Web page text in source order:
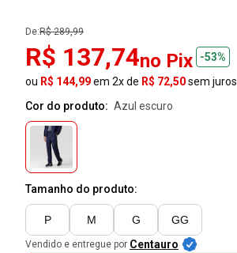
De:R$ 289,99
R$ 137,74no Pix
-53%
ou R$ 144,99em 2x de R$ 72,50sem juros
Cor do produto:
azul escuro
Tamanho do produto:
P M G GG
Vendido e entregue por Centauro